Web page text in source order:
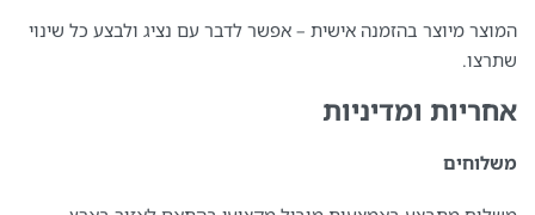
המוצר מיוצר בהזמנה אישית – אפשר לדבר עם נציג ולבצע כל שינוי
שתרצו.
אחריות ומדיניות
משלוחים